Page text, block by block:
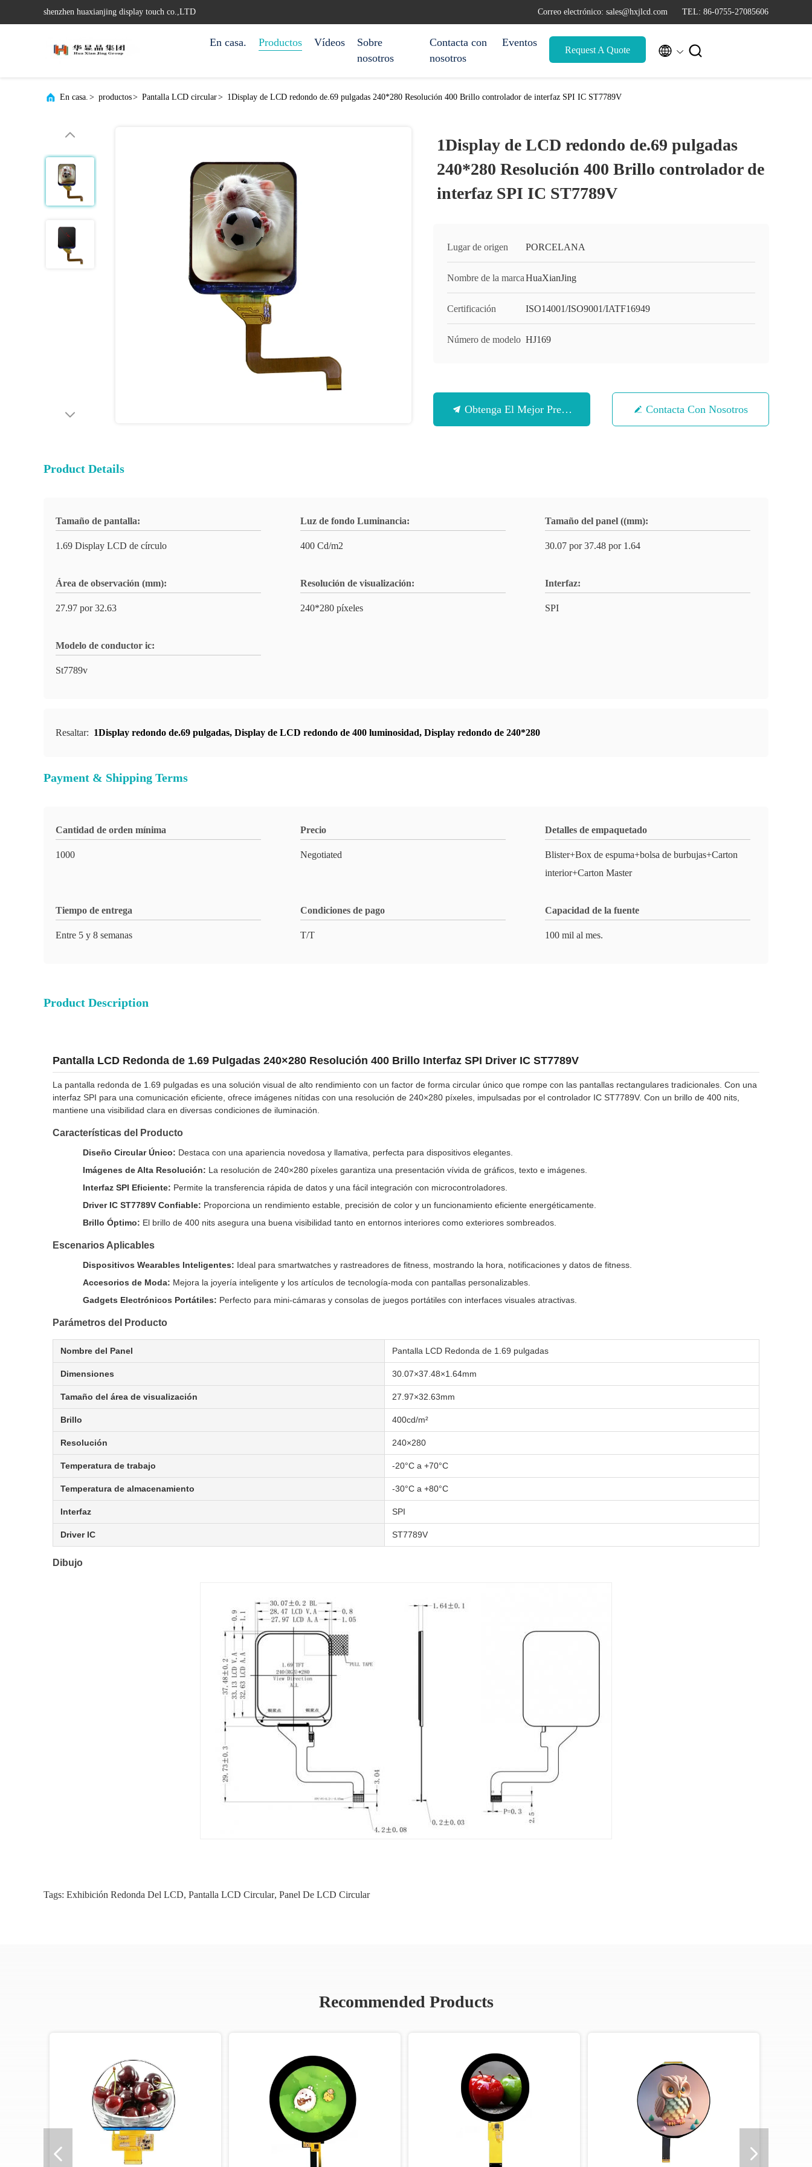
shenzhen huaxianjing display touch co.,LTD Correo electrónico: sales@hxjlcd.com TEL: 86-0755-27085606
En casa. Productos Vídeos
Sobre
nosotros
Contacta con
nosotros
Eventos
Request A Quote  
En casa. > productos> Pantalla LCD circular> 1Display de LCD redondo de.69 pulgadas 240*280 Resolución 400 Brillo controlador de interfaz SPI IC ST7789V
1Display de LCD redondo de.69 pulgadas
240*280 Resolución 400 Brillo controlador de
interfaz SPI IC ST7789V
Lugar de origen PORCELANA
Nombre de la marcaHuaXianJing
Certificación ISO14001/ISO9001/IATF16949
Número de modelo HJ169
Obtenga El Mejor Precio Contacta Con Nosotros
Product Details
Tamaño de pantalla:
1.69 Display LCD de círculo
Luz de fondo Luminancia:
400 Cd/m2
Tamaño del panel ((mm):
30.07 por 37.48 por 1.64
Área de observación (mm):
27.97 por 32.63
Resolución de visualización:
240*280 píxeles
Interfaz:
SPI
Modelo de conductor ic:
St7789v
Resaltar: 1Display redondo de.69 pulgadas, Display de LCD redondo de 400 luminosidad, Display redondo de 240*280
Payment & Shipping Terms
Cantidad de orden mínima
1000
Precio
Negotiated
Detalles de empaquetado
Blister+Box de espuma+bolsa de burbujas+Carton
interior+Carton Master
Tiempo de entrega
Entre 5 y 8 semanas
Condiciones de pago
T/T
Capacidad de la fuente
100 mil al mes.
Product Description
Pantalla LCD Redonda de 1.69 Pulgadas 240×280 Resolución 400 Brillo Interfaz SPI Driver IC ST7789V
La pantalla redonda de 1.69 pulgadas es una solución visual de alto rendimiento con un factor de forma circular único que rompe con las pantallas rectangulares tradicionales. Con una
interfaz SPI para una comunicación eficiente, ofrece imágenes nítidas con una resolución de 240×280 píxeles, impulsadas por el controlador IC ST7789V. Con un brillo de 400 nits,
mantiene una visibilidad clara en diversas condiciones de iluminación.
Características del Producto
Diseño Circular Único: Destaca con una apariencia novedosa y llamativa, perfecta para dispositivos elegantes.
Imágenes de Alta Resolución: La resolución de 240×280 píxeles garantiza una presentación vívida de gráficos, texto e imágenes.
Interfaz SPI Eficiente: Permite la transferencia rápida de datos y una fácil integración con microcontroladores.
Driver IC ST7789V Confiable: Proporciona un rendimiento estable, precisión de color y un funcionamiento eficiente energéticamente.
Brillo Óptimo: El brillo de 400 nits asegura una buena visibilidad tanto en entornos interiores como exteriores sombreados.
Escenarios Aplicables
Dispositivos Wearables Inteligentes: Ideal para smartwatches y rastreadores de fitness, mostrando la hora, notificaciones y datos de fitness.
Accesorios de Moda: Mejora la joyería inteligente y los artículos de tecnología-moda con pantallas personalizables.
Gadgets Electrónicos Portátiles: Perfecto para mini-cámaras y consolas de juegos portátiles con interfaces visuales atractivas.
Parámetros del Producto
Nombre del Panel Pantalla LCD Redonda de 1.69 pulgadas
Dimensiones 30.07×37.48×1.64mm
Tamaño del área de visualización 27.97×32.63mm
Brillo 400cd/m²
Resolución 240×280
Temperatura de trabajo -20°C a +70°C
Temperatura de almacenamiento -30°C a +80°C
Interfaz SPI
Driver IC ST7789V
Dibujo
Tags: Exhibición Redonda Del LCD, Pantalla LCD Circular, Panel De LCD Circular
Recommended Products